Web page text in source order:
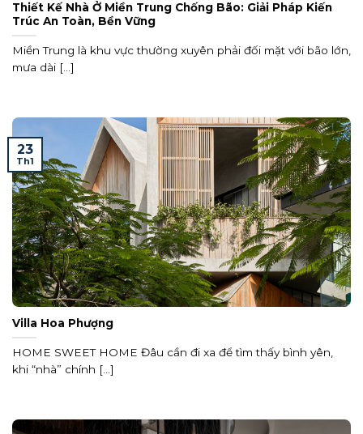
Thiết Kế Nhà Ở Miền Trung Chống Bão: Giải Pháp Kiến
Trúc An Toàn, Bền Vững
Miền Trung là khu vực thường xuyên phải đối mặt với bão lớn,
mưa dài [...]
Villa Hoa Phượng
HOME SWEET HOME Đâu cần đi xa để tìm thấy bình yên,
khi “nhà” chính [...]
23
Th1